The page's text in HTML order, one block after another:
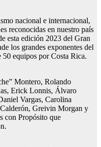
nacional e internacional,
reconocidas en nuestro país
esta edición 2023 del Gran
los grandes exponentes del
equipos por Costa Rica.
Montero, Rolando
Erick Lonnis, Álvaro
Vargas, Carolina
Greivin Morgan y
con Propósito que